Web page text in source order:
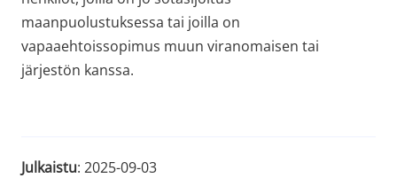
maanpuolustuksessa tai joilla on
vapaaehtoissopimus muun viranomaisen tai
järjestön kanssa.
Julkaistu: 2025-09-03